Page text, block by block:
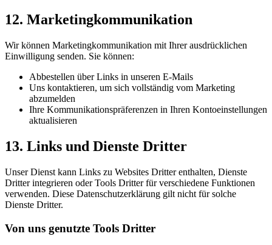
12. Marketingkommunikation
Wir können Marketingkommunikation mit Ihrer ausdrücklichen
Einwilligung senden. Sie können:
Abbestellen über Links in unseren E-Mails
Uns kontaktieren, um sich vollständig vom Marketing
abzumelden
Ihre Kommunikationspräferenzen in Ihren Kontoeinstellungen
aktualisieren
13. Links und Dienste Dritter
Unser Dienst kann Links zu Websites Dritter enthalten, Dienste
Dritter integrieren oder Tools Dritter für verschiedene Funktionen
verwenden. Diese Datenschutzerklärung gilt nicht für solche
Dienste Dritter.
Von uns genutzte Tools Dritter